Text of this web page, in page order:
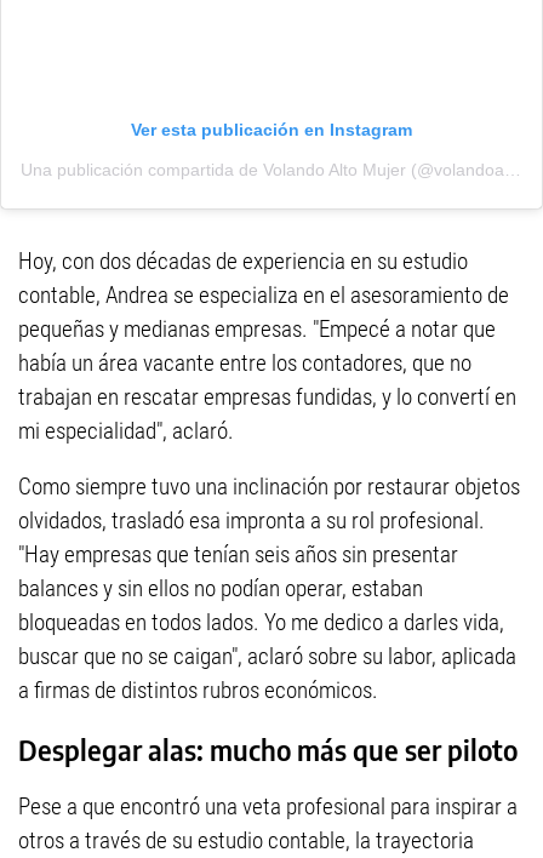
Ver esta publicación en Instagram
Una publicación compartida de Volando Alto Mujer (@volandoaltomujer)
Hoy, con dos décadas de experiencia en su estudio
contable, Andrea se especializa en el asesoramiento de
pequeñas y medianas empresas. "Empecé a notar que
había un área vacante entre los contadores, que no
trabajan en rescatar empresas fundidas, y lo convertí en
mi especialidad", aclaró.
Como siempre tuvo una inclinación por restaurar objetos
olvidados, trasladó esa impronta a su rol profesional.
"Hay empresas que tenían seis años sin presentar
balances y sin ellos no podían operar, estaban
bloqueadas en todos lados. Yo me dedico a darles vida,
buscar que no se caigan", aclaró sobre su labor, aplicada
a firmas de distintos rubros económicos.
Desplegar alas: mucho más que ser piloto
Pese a que encontró una veta profesional para inspirar a
otros a través de su estudio contable, la trayectoria